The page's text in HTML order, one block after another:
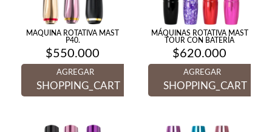
MAQUINA ROTATIVA MAST
P40.
$550.000
AGREGAR
SHOPPING_CART
MÁQUINAS ROTATIVA MAST
TOUR CON BATERÍA
$620.000
AGREGAR
SHOPPING_CART